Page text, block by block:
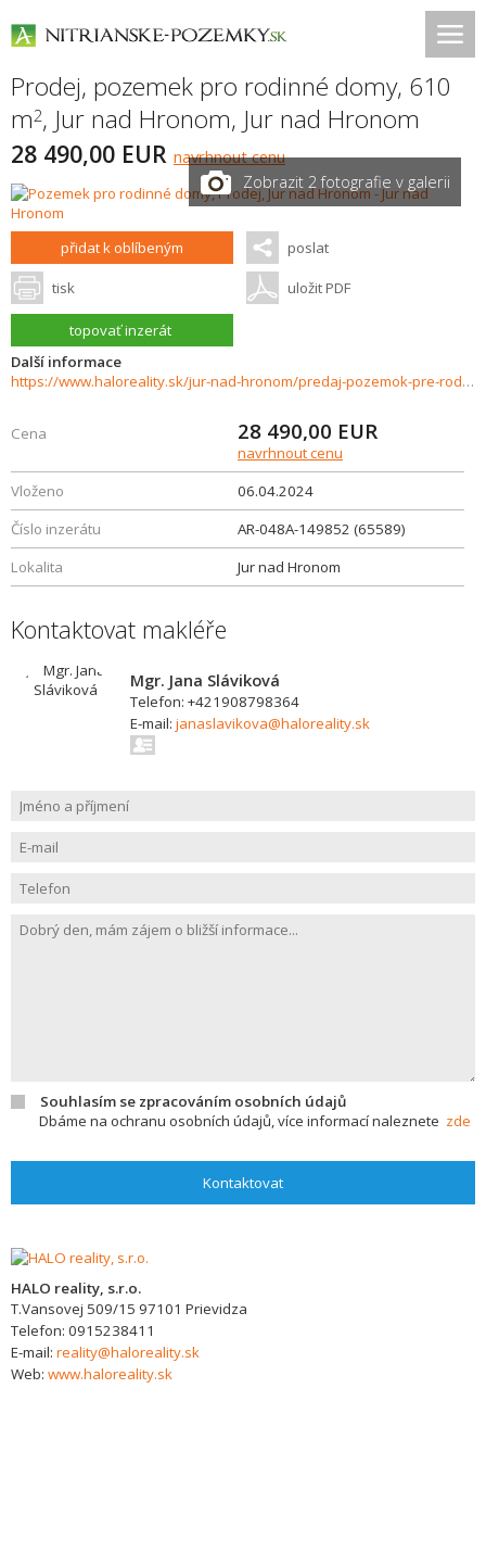
Prodej, pozemek pro rodinné domy, 610
m2, Jur nad Hronom, Jur nad Hronom
28 490,00 EUR navrhnout cenu
Zobrazit 2 fotografie v galerii
přidat k oblíbeným poslat
tisk uložit PDF
topovať inzerát
Další informace
https://www.haloreality.sk/jur-nad-hronom/predaj-pozemok-pre-rodinny-dom-610-m2-jur-nad-hronom/65589
Cena 28 490,00 EUR
navrhnout cenu
Vloženo
06.04.2024
Číslo inzerátu
AR-048A-149852 (65589)
Lokalita
Jur nad Hronom
Kontaktovat makléře
Mgr. Jana Sláviková
Telefon: +421908798364
E-mail: janaslavikova@haloreality.sk
Souhlasím se zpracováním osobních údajů
Dbáme na ochranu osobních údajů, více informací naleznete zde
Kontaktovat
HALO reality, s.r.o.
T.Vansovej 509/15 97101 Prievidza
Telefon: 0915238411
E-mail: reality@haloreality.sk
Web: www.haloreality.sk